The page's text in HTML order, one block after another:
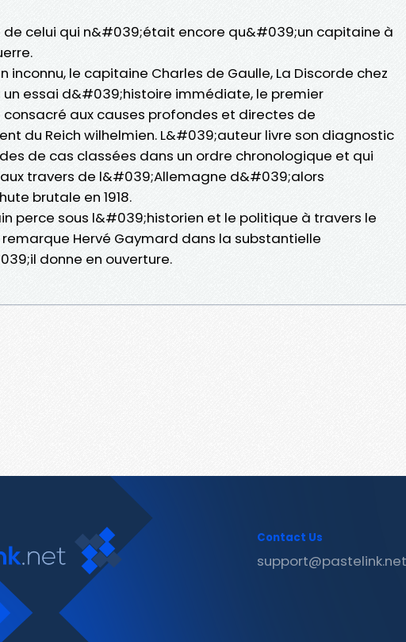
de celui qui n&#039;était encore qu&#039;un capitaine à
inconnu, le capitaine Charles de Gaulle, La Discorde chez
essai d&#039;histoire immédiate, le premier
aux causes profondes et directes de
du Reich wilhelmien. L&#039;auteur livre son diagnostic
de cas classées dans un ordre chronologique et qui
travers de l&#039;Allemagne d&#039;alors
brutale en 1918.
perce sous l&#039;historien et le politique à travers le
Hervé Gaymard dans la substantielle
donne en ouverture.
Contact Us
support@pastelink.net